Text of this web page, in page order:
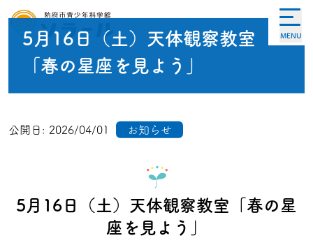
MENU
5月16日（土）天体観察教室
「春の星座を見よう」
公開日: 2026/04/01 お知らせ
5月16日（土）天体観察教室「春の星
座を見よう」